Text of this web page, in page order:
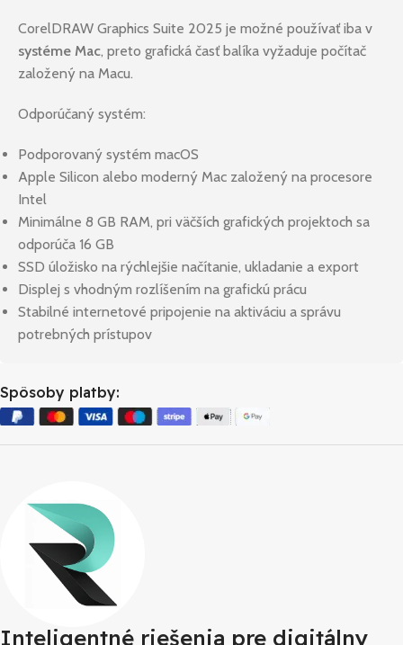
CorelDRAW Graphics Suite 2025 je možné používať iba v
systéme Mac, preto grafická časť balíka vyžaduje počítač
založený na Macu.
Odporúčaný systém:
Podporovaný systém macOS
Apple Silicon alebo moderný Mac založený na procesore
Intel
Minimálne 8 GB RAM, pri väčších grafických projektoch sa
odporúča 16 GB
SSD úložisko na rýchlejšie načítanie, ukladanie a export
Displej s vhodným rozlíšením na grafickú prácu
Stabilné internetové pripojenie na aktiváciu a správu
potrebných prístupov
Spôsoby platby:
Inteligentné riešenia pre digitálny